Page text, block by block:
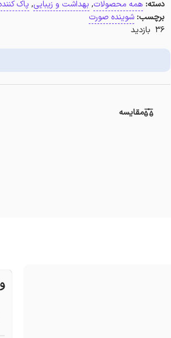
دسته: همه محصولات, بهداشت و زیبایی, پاک
برچسب: شوینده صورت
36 بازدید
مقایسه